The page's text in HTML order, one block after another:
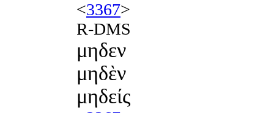
<3367>
R-DMS
μηδεν
μηδὲν
μηδείς